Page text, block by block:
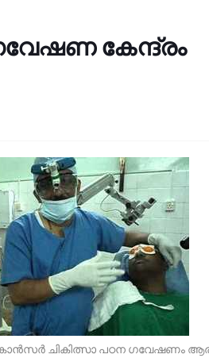
കേന്ദ്രം
ചികിത്സാ പഠന ഗവേഷണം